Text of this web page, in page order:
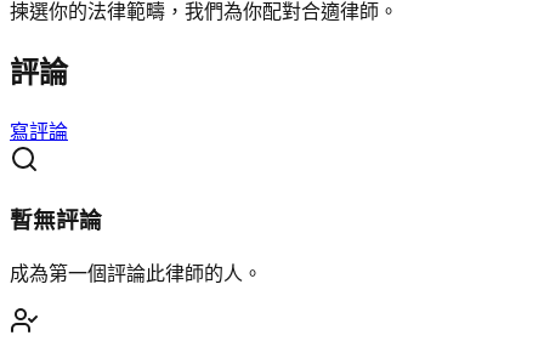
揀選你的法律範疇，我們為你配對合適律師。
評論
寫評論
暫無評論
成為第一個評論此律師的人。